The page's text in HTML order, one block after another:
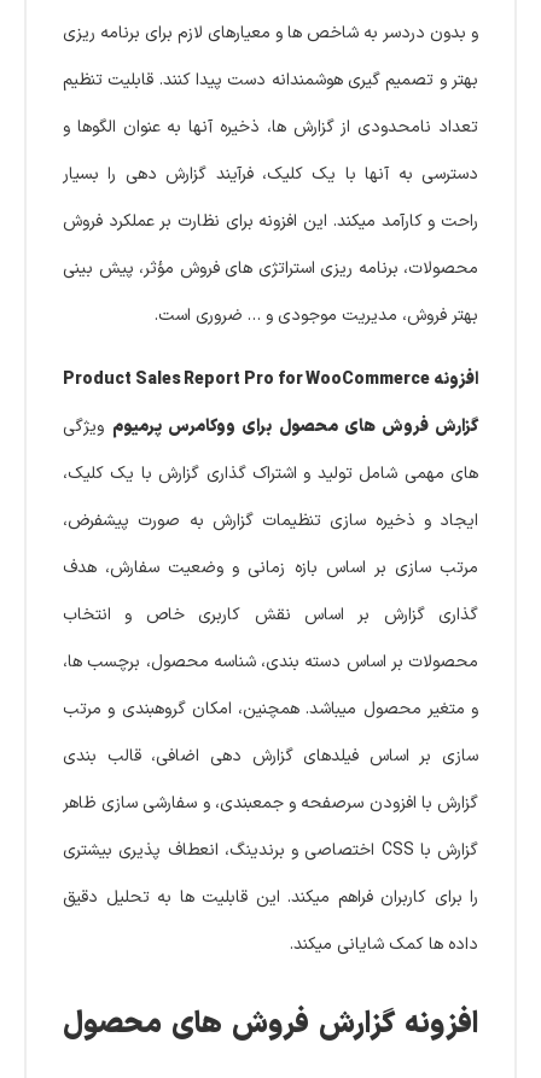
و بدون دردسر به شاخص ها و معیارهای لازم برای برنامه ریزی
بهتر و تصمیم گیری هوشمندانه دست پیدا کنند. قابلیت تنظیم
تعداد نامحدودی از گزارش ها، ذخیره آنها به عنوان الگوها و
دسترسی به آنها با یک کلیک، فرآیند گزارش دهی را بسیار
راحت و کارآمد میکند. این افزونه برای نظارت بر عملکرد فروش
محصولات، برنامه ریزی استراتژی های فروش مؤثر، پیش بینی
بهتر فروش، مدیریت موجودی و … ضروری است.
افزونه Product Sales Report Pro for WooCommerce
گزارش فروش های محصول برای ووکامرس پرمیوم ویژگی
های مهمی شامل تولید و اشتراک گذاری گزارش با یک کلیک،
ایجاد و ذخیره سازی تنظیمات گزارش به صورت پیشفرض،
مرتب سازی بر اساس بازه زمانی و وضعیت سفارش، هدف
گذاری گزارش بر اساس نقش کاربری خاص و انتخاب
محصولات بر اساس دسته بندی، شناسه محصول، برچسب ها،
و متغیر محصول میباشد. همچنین، امکان گروهبندی و مرتب
سازی بر اساس فیلدهای گزارش دهی اضافی، قالب بندی
گزارش با افزودن سرصفحه و جمعبندی، و سفارشی سازی ظاهر
گزارش با CSS اختصاصی و برندینگ، انعطاف پذیری بیشتری
را برای کاربران فراهم میکند. این قابلیت ها به تحلیل دقیق
داده ها کمک شایانی میکند.
افزونه گزارش فروش های محصول